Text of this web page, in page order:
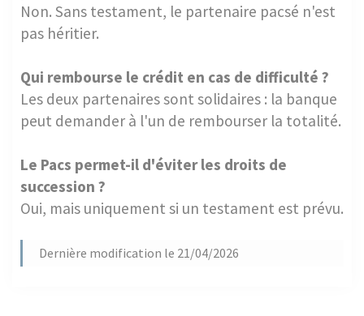
Non. Sans testament, le partenaire pacsé n'est
pas héritier.
Qui rembourse le crédit en cas de difficulté ?
Les deux partenaires sont solidaires : la banque
peut demander à l'un de rembourser la totalité.
Le Pacs permet-il d'éviter les droits de
succession ?
Oui, mais uniquement si un testament est prévu.
Dernière modification le 21/04/2026